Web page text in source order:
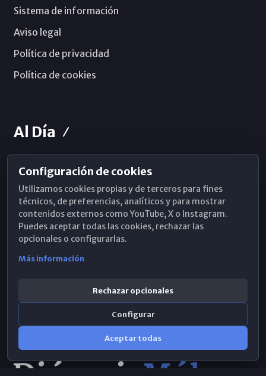
Sistema de información
Aviso legal
Política de privacidad
Política de cookies
Al Día
Horarios de Misa
Hemeroteca
WhatsApp
Configuración de cookies
Utilizamos cookies propias y de terceros para fines
técnicos, de preferencias, analíticos y para mostrar
contenidos externos como YouTube, X o Instagram.
Puedes aceptar todas las cookies, rechazar las
opcionales o configurarlas.
Más información
Rechazar opcionales
Configurar
Aceptar todas